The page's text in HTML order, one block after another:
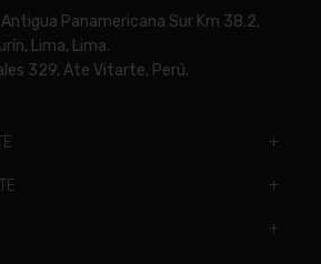
Panamericana Sur Km 38.2,
Lima, Lima.
329, Ate Vitarte, Perú.